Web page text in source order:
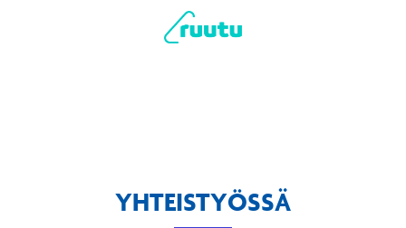
YHTEISTYÖSSÄ